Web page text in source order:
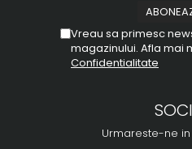
Vreau sa primesc
magazinului. Afla mai
Confidentialitate
Urmareste-ne